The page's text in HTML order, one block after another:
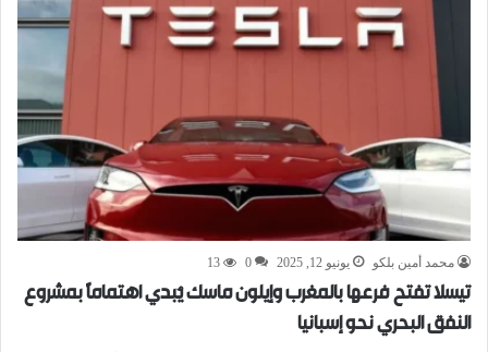
محمد أمين بلكو يونيو 12, 2025 0
13
تيسلا تفتح فرعها بالمغرب وإيلون ماسك يُبدي اهتمامًا بمشروع
النفق البحري نحو إسبانيا